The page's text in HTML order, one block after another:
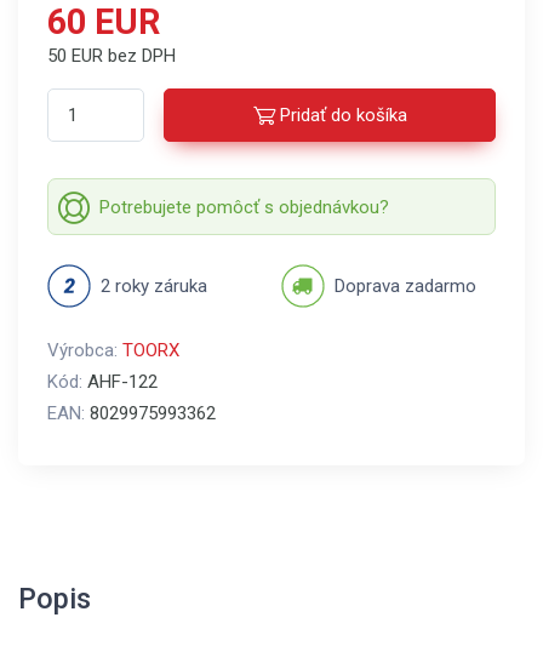
60 EUR
50 EUR bez DPH
Pridať do košíka
Potrebujete pomôcť s objednávkou?
2 roky záruka Doprava zadarmo
Výrobca: TOORX
Kód: AHF-122
EAN: 8029975993362
Popis